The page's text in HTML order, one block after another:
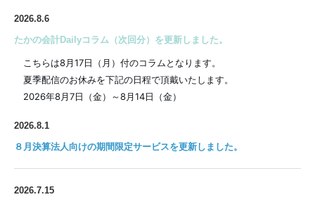
2026.8.6
たかの会計Dailyコラム（次回分）を更新しました。
こちらは8月17日（月）付のコラムとなります。
夏季配信のお休みを下記の日程で頂戴いたします。
2026年8月7日（金）～8月14日（金）
2026.8.1
８月決算法人向けの期間限定サービスを更新しました。
2026.7.15